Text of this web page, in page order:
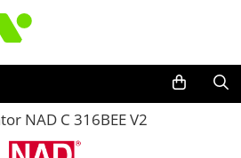
NAD C 316BEE V2